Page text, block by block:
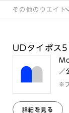
その他のウエイト
UDタイポス
／
※
詳細を見る